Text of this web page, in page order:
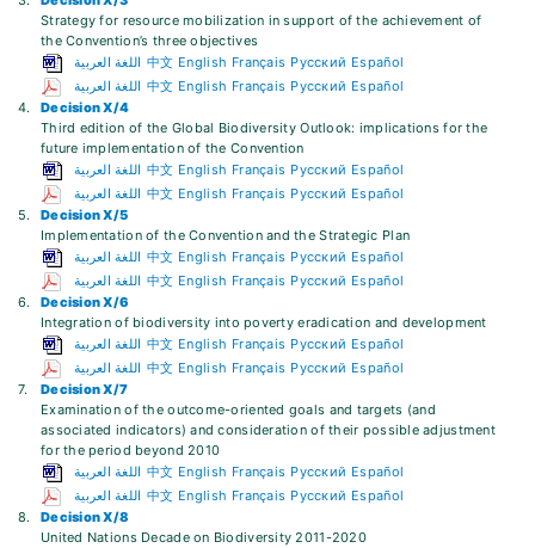
Strategy for resource mobilization in support of the achievement of
the Convention’s three objectives
اللغة العربية 中文 English Français Русский Español
اللغة العربية 中文 English Français Русский Español
4.
Decision X/4
Third edition of the Global Biodiversity Outlook: implications for the
future implementation of the Convention
اللغة العربية 中文 English Français Русский Español
اللغة العربية 中文 English Français Русский Español
5.
Decision X/5
Implementation of the Convention and the Strategic Plan
اللغة العربية 中文 English Français Русский Español
اللغة العربية 中文 English Français Русский Español
6.
Decision X/6
Integration of biodiversity into poverty eradication and development
اللغة العربية 中文 English Français Русский Español
اللغة العربية 中文 English Français Русский Español
7.
Decision X/7
Examination of the outcome-oriented goals and targets (and
associated indicators) and consideration of their possible adjustment
for the period beyond 2010
اللغة العربية 中文 English Français Русский Español
اللغة العربية 中文 English Français Русский Español
8.
Decision X/8
United Nations Decade on Biodiversity 2011-2020